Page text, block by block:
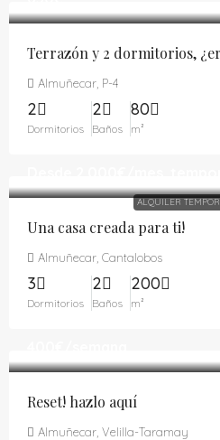
Terrazón y 2 dormitorios,
Almuñecar, P-4
2
Dormitorios
2
Baños
80
m²
ALQUILER
Una casa creada para ti!
Almuñecar, Cantalobos
3
Dormitorios
2
Baños
200
m²
Reset! hazlo aquí
Almuñecar, Velilla-Taramay